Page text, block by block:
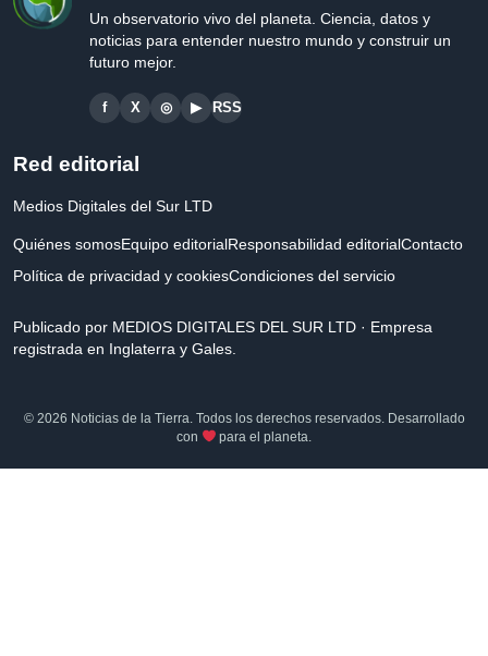
Un observatorio vivo del planeta. Ciencia, datos y
noticias para entender nuestro mundo y construir un
futuro mejor.
f X ◎ ▶ RSS
Red editorial
Medios Digitales del Sur LTD
Quiénes somosEquipo editorialResponsabilidad editorialContacto
Política de privacidad y cookiesCondiciones del servicio
Publicado por MEDIOS DIGITALES DEL SUR LTD · Empresa
registrada en Inglaterra y Gales.
© 2026 Noticias de la Tierra. Todos los derechos reservados. Desarrollado
con
para el planeta.